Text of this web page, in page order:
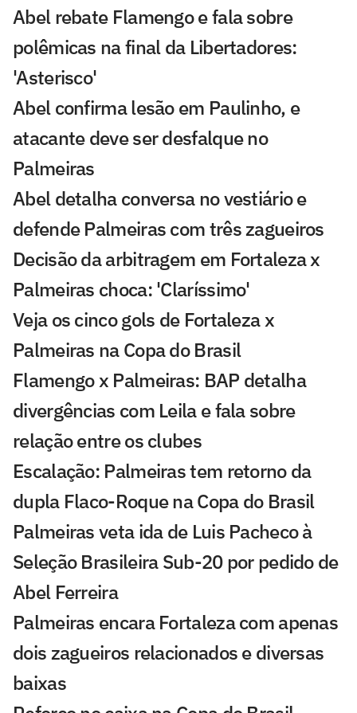
Abel rebate Flamengo e fala sobre
polêmicas na final da Libertadores:
'Asterisco'
Abel confirma lesão em Paulinho, e
atacante deve ser desfalque no
Palmeiras
Abel detalha conversa no vestiário e
defende Palmeiras com três zagueiros
Decisão da arbitragem em Fortaleza x
Palmeiras choca: 'Claríssimo'
Veja os cinco gols de Fortaleza x
Palmeiras na Copa do Brasil
Flamengo x Palmeiras: BAP detalha
divergências com Leila e fala sobre
relação entre os clubes
Escalação: Palmeiras tem retorno da
dupla Flaco-Roque na Copa do Brasil
Palmeiras veta ida de Luis Pacheco à
Seleção Brasileira Sub-20 por pedido de
Abel Ferreira
Palmeiras encara Fortaleza com apenas
dois zagueiros relacionados e diversas
baixas